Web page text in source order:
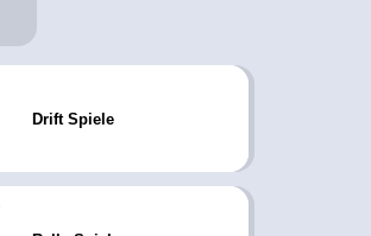
Drift Spiele